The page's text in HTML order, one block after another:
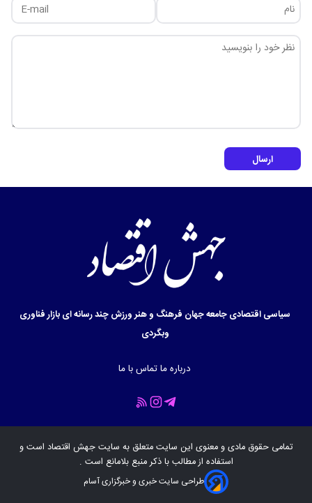
ارسال
سیاسیاقتصادیجامعهجهان فرهنگ و هنرورزشچند رسانه ایبازارفناوری
وبگردی
درباره ماتماس با ما
تمامی حقوق مادی و معنوی این سایت متعلق به سایتجهش اقتصاد است و
استفاده از مطالب با ذکر منبع بلامانع است .
طراحی سایت خبری و خبرگزاری آسام